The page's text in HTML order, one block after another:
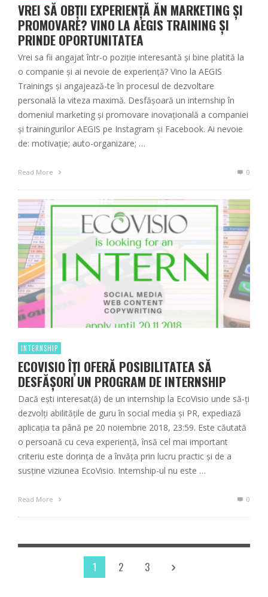
VREI SĂ OBȚII EXPERIENȚĂ ĂN MARKETING ȘI
PROMOVARE? VINO LA AEGIS TRAINING ȘI
PRINDE OPORTUNITATEA
Vrei sa fii angajat într-o poziţie interesantă şi bine platită la
o companie și ai nevoie de experienţă? Vino la AEGIS
Trainings şi angajează-te în procesul de dezvoltare
personală la viteza maximă. Desfășoară un internship în
domeniul marketing şi promovare inovaţională a companiei
și trainingurilor AEGIS pe Instagram și Facebook. Ai nevoie
de: motivație; auto-organizare; …
Read More 0
INTERNSHIP
ECOVISIO ÎȚI OFERĂ POSIBILITATEA SĂ
DESFĂȘORI UN PROGRAM DE INTERNSHIP
Dacă ești interesat(ă) de un internship la EcoVisio unde să-ți
dezvolți abilitățile de guru în social media și PR, expediază
aplicația ta până pe 20 noiembrie 2018, 23:59. Este căutată
o persoană cu ceva experiență, însă cel mai important
criteriu este dorința de a învăța prin lucru practic și de a
susține viziunea EcoVisio. Internship-ul nu este …
Read More 0
1 2 3